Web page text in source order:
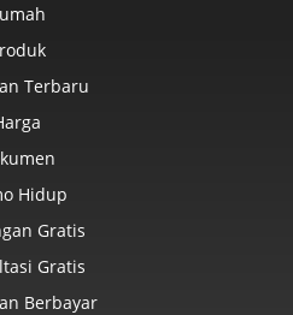
Terbaru
Hidup
Gratis
Gratis
Berbayar